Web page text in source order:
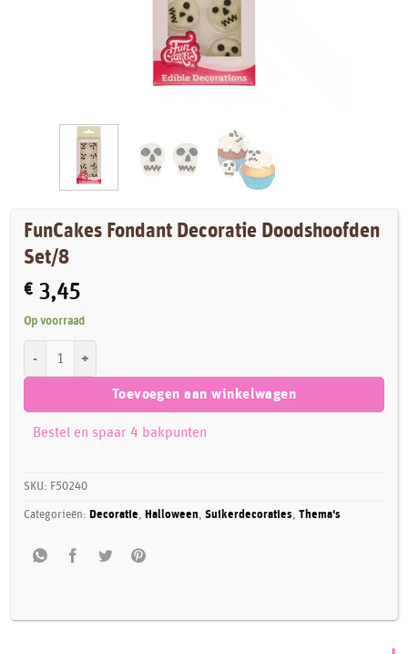
FunCakes Fondant Decoratie Doodshoofden
Set/8
€ 3,45
Op voorraad
Toevoegen aan winkelwagen
Bestel en spaar 4 bakpunten
SKU: F50240
Categorieën: Decoratie, Halloween,Suikerdecoraties,Thema's